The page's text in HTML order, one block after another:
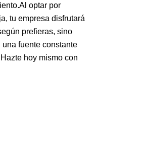
optar por
tu empresa disfrutará
prefieras, sino
fuente constante
hoy mismo con